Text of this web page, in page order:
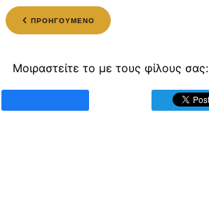
ΠΡΟΗΓΟΥΜΕΝΟ
Μοιραστείτε το με τους φίλους σας: